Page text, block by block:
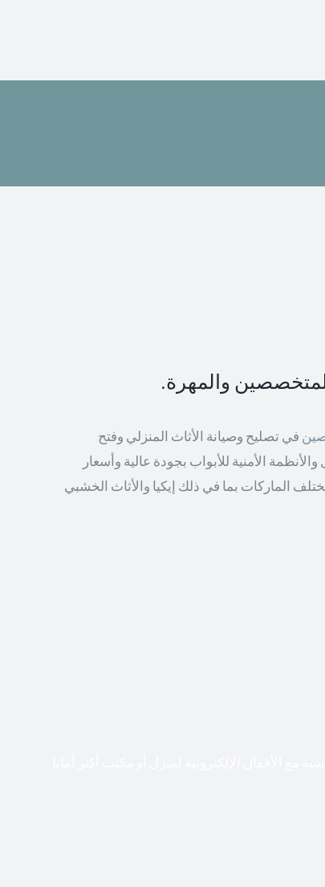
والمهرة.
في تصليح وصيانة الأثاث المنزلي وفتح
الأمنية للأبواب بجودة عالية وأسعار